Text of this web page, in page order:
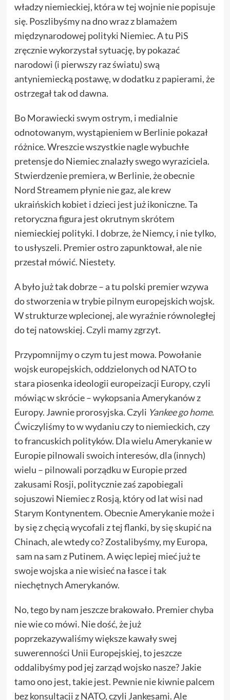
władzy niemieckiej, która w tej wojnie nie popisuje
się. Poszlibyśmy na dno wraz z blamażem
międzynarodowej polityki Niemiec. A tu PiS
zręcznie wykorzystał sytuację, by pokazać
narodowi (i pierwszy raz światu) swą
antyniemiecką postawę, w dodatku z papierami, że
ostrzegał tak od dawna.
Bo Morawiecki swym ostrym, i medialnie
odnotowanym, wystąpieniem w Berlinie pokazał
różnice. Wreszcie wszystkie nagle wybuchłe
pretensje do Niemiec znalazły swego wyraziciela.
Stwierdzenie premiera, w Berlinie, że obecnie
Nord Streamem płynie nie gaz, ale krew
ukraińskich kobiet i dzieci jest już ikoniczne. Ta
retoryczna figura jest okrutnym skrótem
niemieckiej polityki. I dobrze, że Niemcy, i nie tylko,
to usłyszeli. Premier ostro zapunktował, ale nie
przestał mówić. Niestety.
A było już tak dobrze – a tu polski premier wzywa
do stworzenia w trybie pilnym europejskich wojsk.
W strukturze wplecionej, ale wyraźnie równoległej
do tej natowskiej. Czyli mamy zgrzyt.
Przypomnijmy o czym tu jest mowa. Powołanie
wojsk europejskich, oddzielonych od NATO to
stara piosenka ideologii europeizacji Europy, czyli
mówiąc w skrócie – wykopsania Amerykanów z
Europy. Jawnie prorosyjska. Czyli Yankee go home.
Ćwiczyliśmy to w wydaniu czy to niemieckich, czy
to francuskich polityków. Dla wielu Amerykanie w
Europie pilnowali swoich interesów, dla (innych)
wielu – pilnowali porządku w Europie przed
zakusami Rosji, politycznie zaś zapobiegali
sojuszowi Niemiec z Rosją, który od lat wisi nad
Starym Kontynentem. Obecnie Amerykanie może i
by się z chęcią wycofali z tej flanki, by się skupić na
Chinach, ale wtedy co? Zostalibyśmy, my Europa,
sam na sam z Putinem. A więc lepiej mieć już te
swoje wojska a nie wisieć na łasce i tak
niechętnych Amerykanów.
No, tego by nam jeszcze brakowało. Premier chyba
nie wie co mówi. Nie dość, że już
poprzekazywaliśmy większe kawały swej
suwerenności Unii Europejskiej, to jeszcze
oddalibyśmy pod jej zarząd wojsko nasze? Jakie
tamo ono jest, takie jest. Pewnie nie kiwnie palcem
bez konsultacji z NATO, czyli Jankesami. Ale